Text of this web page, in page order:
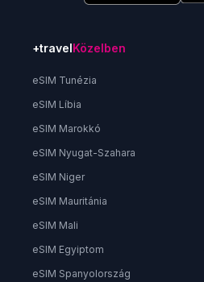
+travelKözelben
eSIM Tunézia
eSIM Líbia
eSIM Marokkó
eSIM Nyugat-Szahara
eSIM Niger
eSIM Mauritánia
eSIM Mali
eSIM Egyiptom
eSIM Spanyolország